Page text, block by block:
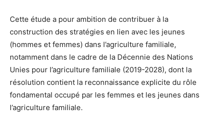
Cette étude a pour ambition de contribuer à la
construction des stratégies en lien avec les jeunes
(hommes et femmes) dans l’agriculture familiale,
notamment dans le cadre de la Décennie des Nations
Unies pour l’agriculture familiale (2019-2028), dont la
résolution contient la reconnaissance explicite du rôle
fondamental occupé par les femmes et les jeunes dans
l’agriculture familiale.